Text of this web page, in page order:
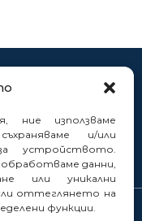
ние използваме
и/или
устройството.
данни,
или уникални
оттеглянето на
функции.